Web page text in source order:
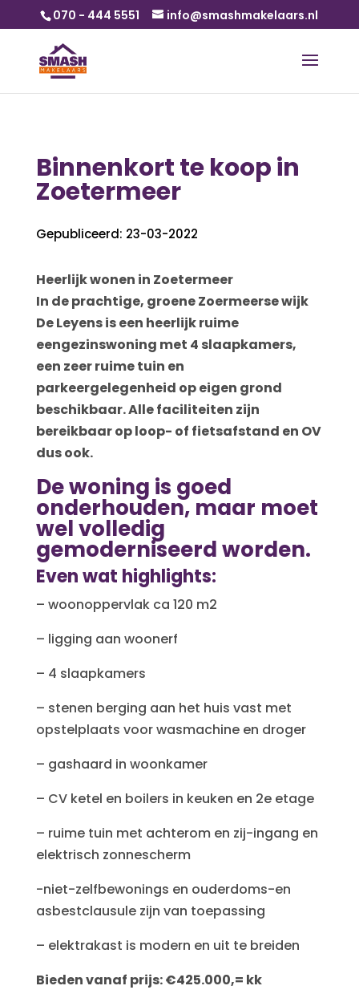
070 - 444 5551 info@smashmakelaars.nl
Binnenkort te koop in
Zoetermeer
Gepubliceerd: 23-03-2022
Heerlijk wonen in Zoetermeer
In de prachtige, groene Zoermeerse wijk
De Leyens is een heerlijk ruime
eengezinswoning met 4 slaapkamers,
een zeer ruime tuin en
parkeergelegenheid op eigen grond
beschikbaar. Alle faciliteiten zijn
bereikbaar op loop- of fietsafstand en OV
dus ook.
De woning is goed
onderhouden, maar moet
wel volledig
gemoderniseerd worden.
Even wat highlights:
– woonoppervlak ca 120 m2
– ligging aan woonerf
– 4 slaapkamers
– stenen berging aan het huis vast met
opstelplaats voor wasmachine en droger
– gashaard in woonkamer
– CV ketel en boilers in keuken en 2e etage
– ruime tuin met achterom en zij-ingang en
elektrisch zonnescherm
-niet-zelfbewonings en ouderdoms-en
asbestclausule zijn van toepassing
– elektrakast is modern en uit te breiden
Bieden vanaf prijs: €425.000,= kk